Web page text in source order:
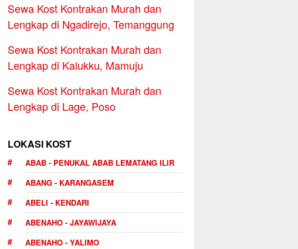
Sewa Kost Kontrakan Murah dan
Lengkap di Ngadirejo, Temanggung
Sewa Kost Kontrakan Murah dan
Lengkap di Kalukku, Mamuju
Sewa Kost Kontrakan Murah dan
Lengkap di Lage, Poso
LOKASI KOST
ABAB - PENUKAL ABAB LEMATANG ILIR
ABANG - KARANGASEM
ABELI - KENDARI
ABENAHO - JAYAWIJAYA
ABENAHO - YALIMO